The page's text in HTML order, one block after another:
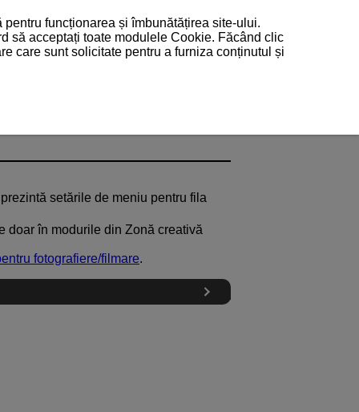
setările de meniu pentru fila
în modurile din Zonă creativă
fotografiere/filmare.
funcționarea și îmbunătățirea site-ului.
să acceptați toate modulele Cookie. Făcând clic
care sunt solicitate pentru a furniza conținutul și